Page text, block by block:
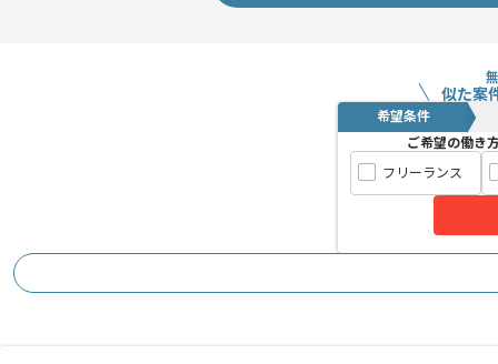
似た案
希望条件
ご希望の働き
フリーランス